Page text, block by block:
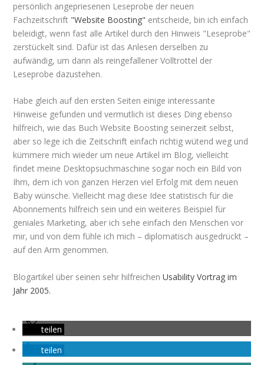
persönlich angepriesenen Leseprobe der neuen
Fachzeitschrift "Website Boosting" entscheide, bin ich einfach
beleidigt, wenn fast alle Artikel durch den Hinweis "Leseprobe"
zerstückelt sind. Dafür ist das Anlesen derselben zu
aufwändig, um dann als reingefallener Volltrottel der
Leseprobe dazustehen.
Habe gleich auf den ersten Seiten einige interessante
Hinweise gefunden und vermutlich ist dieses Ding ebenso
hilfreich, wie das Buch Website Boosting seinerzeit selbst,
aber so lege ich die Zeitschrift einfach richtig wütend weg und
kümmere mich wieder um neue Artikel im Blog, vielleicht
findet meine Desktopsuchmaschine sogar noch ein Bild von
Ihm, dem ich von ganzen Herzen viel Erfolg mit dem neuen
Baby wünsche. Vielleicht mag diese Idee statistisch für die
Abonnements hilfreich sein und ein weiteres Beispiel für
geniales Marketing, aber ich sehe einfach den Menschen vor
mir, und von dem fühle ich mich – diplomatisch ausgedrückt –
auf den Arm genommen.
Blogartikel über seinen sehr hilfreichenUsability Vortrag im
Jahr 2005.
teilen
teilen